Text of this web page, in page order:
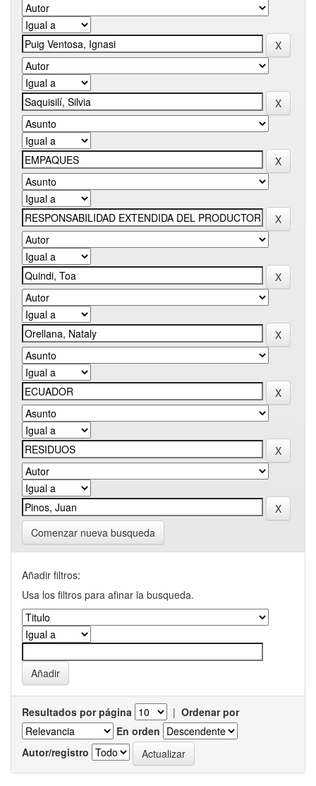
Comenzar nueva busqueda
Añadir filtros:
Usa los filtros para afinar la busqueda.
Resultados por página | Ordenar por
En orden
Autor/registro